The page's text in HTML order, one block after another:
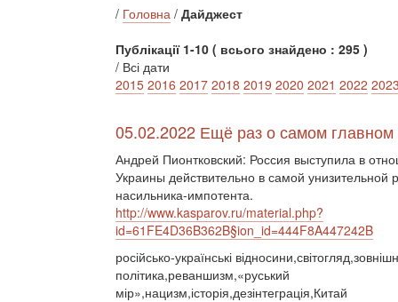
/ Головна / Дайджест
Публікації 1-10 ( всього знайдено : 295 )
/ Всі дати
2015 2016 2017 2018 2019 2020 2021 2022
05.02.2022 Ещё раз о самом главном
Андрей Пионтковский: Россия выступила в
Украины действительно в самой унизительной
насильника-импотента.
http://www.kasparov.ru/material.php?
id=61FE4D36B362B§ion_id=444F8A447242B
російсько-українські
політика,реваншизм,«руський
мір»,нацизм,історія,дезінтеграція,Китай